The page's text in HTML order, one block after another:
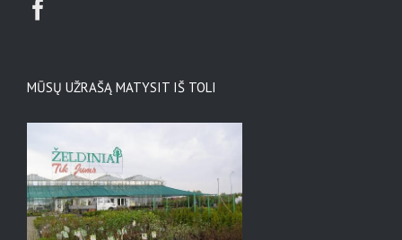
MŪSŲ UŽRAŠĄ MATYSIT IŠ TOLI